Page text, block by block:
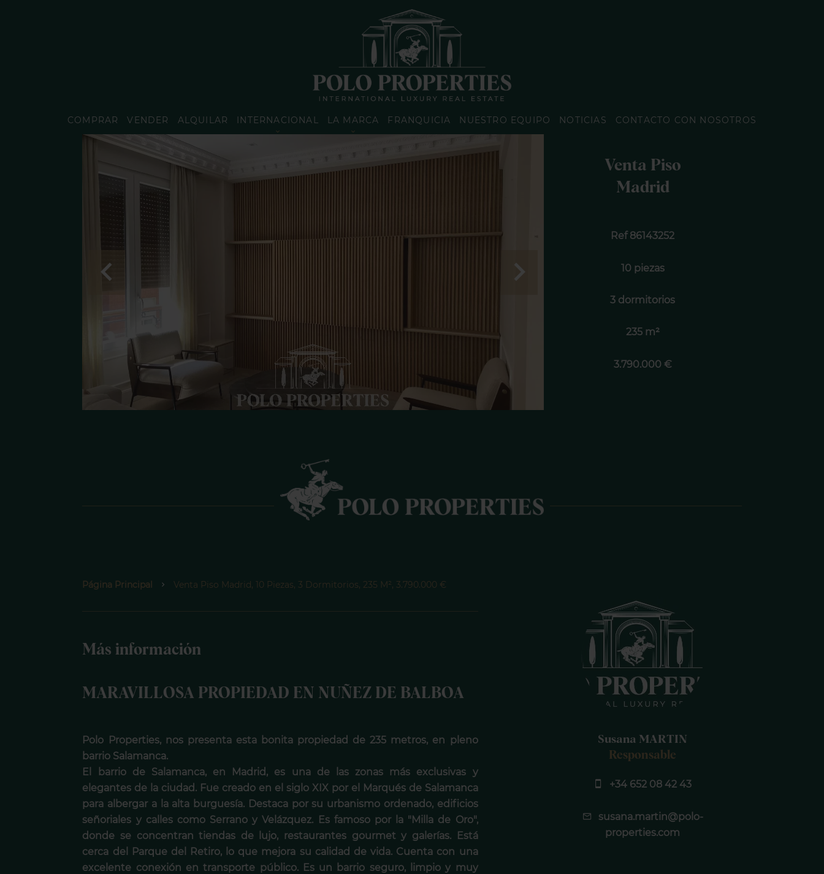
COMPRAR VENDER ALQUILAR INTERNACIONAL LA MARCA FRANQUICIA NUESTRO EQUIPO NOTICIAS CONTACTO CON NOSOTROS
Venta Piso
Madrid
Ref 86143252
10 piezas
3 dormitorios
235 m²
3.790.000 €
Página Principal Venta Piso Madrid, 10 Piezas, 3 Dormitorios, 235 M², 3.790.000 €
Más información
MARAVILLOSA PROPIEDAD EN NUÑEZ DE BALBOA
Polo Properties, nos presenta esta bonita propiedad de 235 metros, en pleno
barrio Salamanca.
El barrio de Salamanca, en Madrid, es una de las zonas más exclusivas y
elegantes de la ciudad. Fue creado en el siglo XIX por el Marqués de Salamanca
para albergar a la alta burguesía. Destaca por su urbanismo ordenado, edificios
señoriales y calles como Serrano y Velázquez. Es famoso por la "Milla de Oro",
donde se concentran tiendas de lujo, restaurantes gourmet y galerías. Está
cerca del Parque del Retiro, lo que mejora su calidad de vida. Cuenta con una
excelente conexión en transporte público. Es un barrio seguro, limpio y muy
Susana MARTIN
Responsable
+34 652 08 42 43
susana.martin@polo-
properties.com